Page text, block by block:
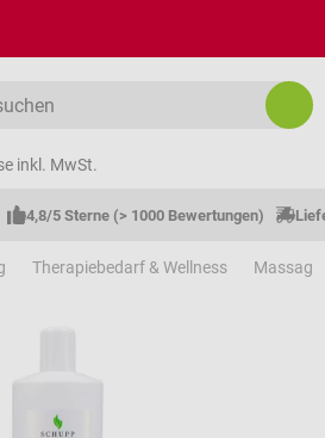
inkl. MwSt.
4,8/5 Sterne (> 1000 Bewertungen)
Therapiebedarf & Wellness